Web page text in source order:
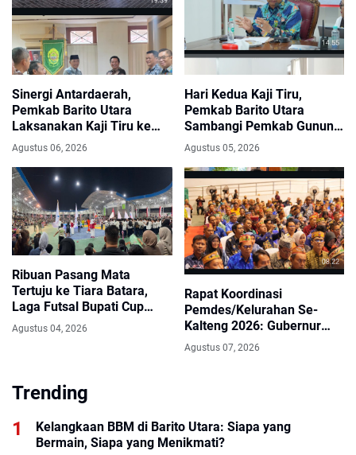
Sinergi Antardaerah,
Pemkab Barito Utara
Laksanakan Kaji Tiru ke
Kabupaten Bantul
Agustus 06, 2026
Hari Kedua Kaji Tiru,
Pemkab Barito Utara
Sambangi Pemkab Gunung
Kidul
Agustus 05, 2026
Ribuan Pasang Mata
Tertuju ke Tiara Batara,
Laga Futsal Bupati Cup
Disambut Antusias Warga
Agustus 04, 2026
Rapat Koordinasi
Pemdes/Kelurahan Se-
Kalteng 2026: Gubernur
Agustiar Sabran Tegaskan
Desa Ujung Tombak
Agustus 07, 2026
Trending
Kelangkaan BBM di Barito Utara: Siapa yang
Bermain, Siapa yang Menikmati?